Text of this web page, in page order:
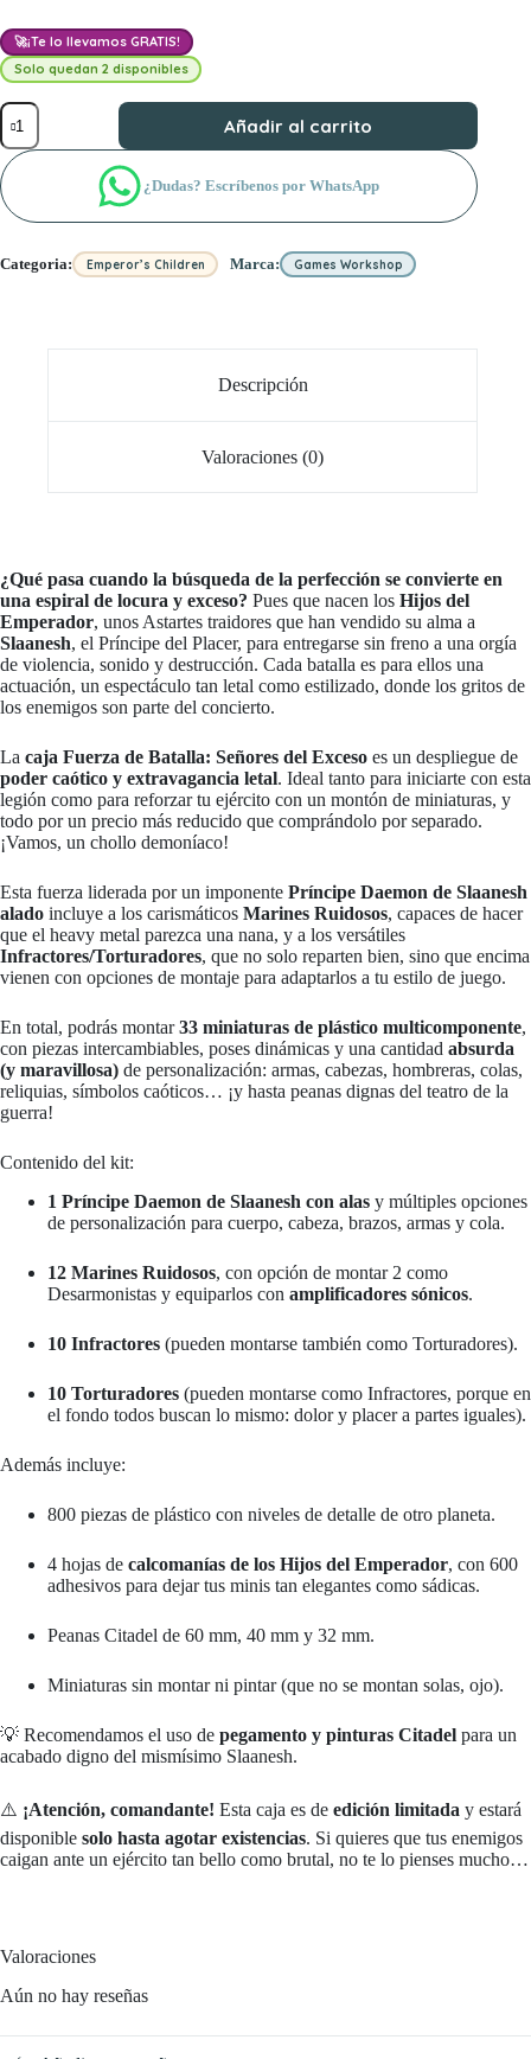
🚀¡Te lo llevamos GRATIS!
Solo quedan 2 disponibles
Fuerza
de
batalla
de
los
Hijos
Emperador:
Señores
Añadir al carrito
¿Dudas? Escríbenos por WhatsApp
Categoria: Emperor’s Children Marca: Games Workshop
Descripción
Valoraciones (0)
¿Qué pasa cuando la búsqueda de la perfección se convierte en
una espiral de locura y exceso? Pues que nacen los Hijos del
Emperador, unos Astartes traidores que han vendido su alma a
Slaanesh, el Príncipe del Placer, para entregarse sin freno a una orgía
de violencia, sonido y destrucción. Cada batalla es para ellos una
actuación, un espectáculo tan letal como estilizado, donde los gritos de
los enemigos son parte del concierto.
La caja Fuerza de Batalla: Señores del Exceso es un despliegue de
poder caótico y extravagancia letal. Ideal tanto para iniciarte con esta
legión como para reforzar tu ejército con un montón de miniaturas, y
todo por un precio más reducido que comprándolo por separado.
¡Vamos, un chollo demoníaco!
Esta fuerza liderada por un imponente Príncipe Daemon de Slaanesh
alado incluye a los carismáticos Marines Ruidosos, capaces de hacer
que el heavy metal parezca una nana, y a los versátiles
Infractores/Torturadores, que no solo reparten bien, sino que encima
vienen con opciones de montaje para adaptarlos a tu estilo de juego.
En total, podrás montar33 miniaturas de plástico multicomponente,
con piezas intercambiables, poses dinámicas y una cantidad absurda
(y maravillosa) de personalización: armas, cabezas, hombreras, colas,
reliquias, símbolos caóticos… ¡y hasta peanas dignas del teatro de la
guerra!
Contenido del kit:
1 Príncipe Daemon de Slaanesh con alas y múltiples opciones
de personalización para cuerpo, cabeza, brazos, armas y cola.
12 Marines Ruidosos, con opción de montar 2 como
Desarmonistas y equiparlos con amplificadores sónicos.
10 Infractores (pueden montarse también como Torturadores).
10 Torturadores (pueden montarse como Infractores, porque en
el fondo todos buscan lo mismo: dolor y placer a partes iguales).
Además incluye:
800 piezas de plástico con niveles de detalle de otro planeta.
4 hojas de calcomanías de los Hijos del Emperador, con 600
adhesivos para dejar tus minis tan elegantes como sádicas.
Peanas Citadel de 60 mm, 40 mm y 32 mm.
Miniaturas sin montar ni pintar (que no se montan solas, ojo).
💡 Recomendamos el uso de pegamento y pinturas Citadel para un
acabado digno del mismísimo Slaanesh.
⚠️ ¡Atención, comandante! Esta caja es de edición limitada y estará
disponible solo hasta agotar existencias. Si quieres que tus enemigos
caigan ante un ejército tan bello como brutal, no te lo pienses mucho…
Valoraciones
Aún no hay reseñas